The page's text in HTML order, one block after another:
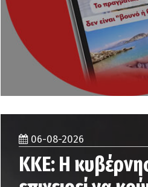
06-08-2026
ΚΚΕ: Η